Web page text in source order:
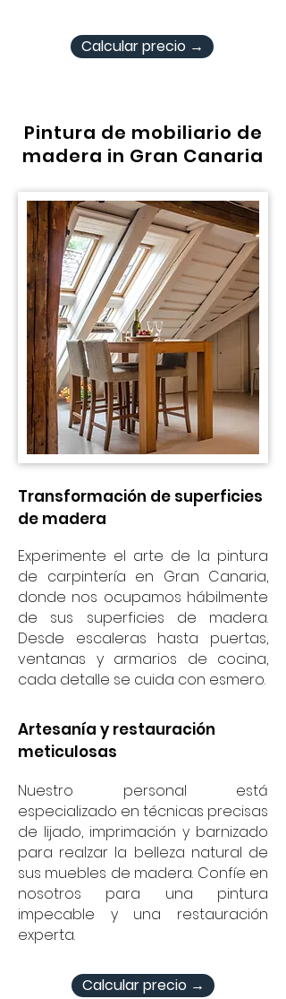
Calcular precio →
Pintura de mobiliario de
madera in Gran Canaria
Transformación de superficies
de madera
Experimente el arte de la pintura
de carpintería en Gran Canaria,
donde nos ocupamos hábilmente
de sus superficies de madera.
Desde escaleras hasta puertas,
ventanas y armarios de cocina,
cada detalle se cuida con esmero.
Artesanía y restauración
meticulosas
Nuestro personal está
especializado en técnicas precisas
de lijado, imprimación y barnizado
para realzar la belleza natural de
sus muebles de madera. Confíe en
nosotros para una pintura
impecable y una restauración
experta.
Calcular precio →